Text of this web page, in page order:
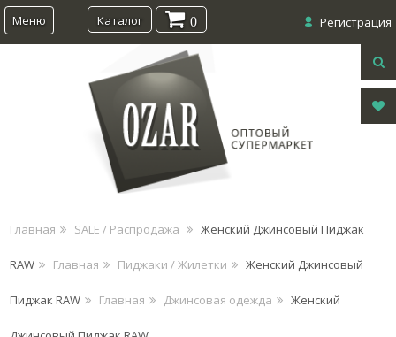
Меню Регистрация
Каталог 0
Главная SALE / Распродажа Женский Джинсовый Пиджак
RAW Главная Пиджаки / Жилетки Женский Джинсовый
Пиджак RAW Главная Джинсовая одежда Женский